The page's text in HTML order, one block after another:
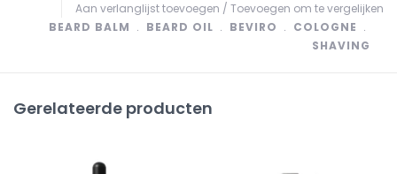
Aan verlanglijst toevoegen / Toevoegen om te vergelijken
BEARD BALM ﹒ BEARD OIL ﹒ BEVIRO ﹒ COLOGNE ﹒
SHAVING
Gerelateerde producten